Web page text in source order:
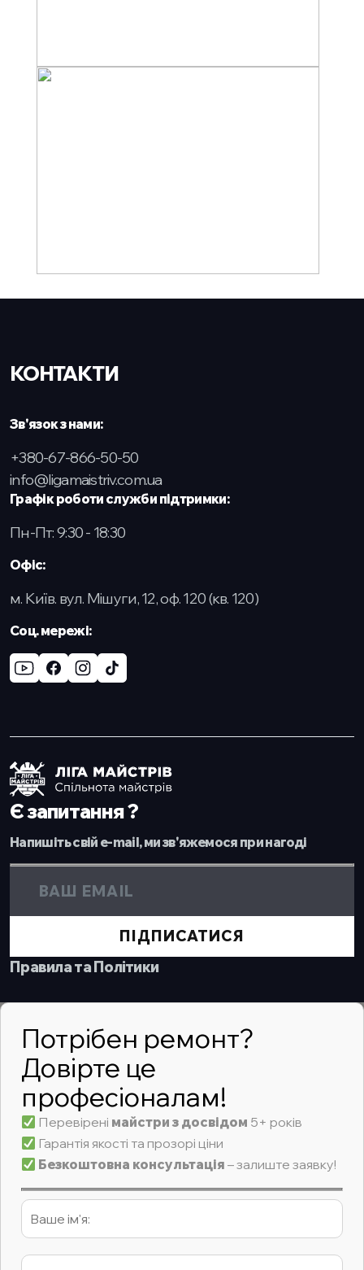
КОНТАКТИ
Зв'язок з нами:
+380-67-866-50-50
info@ligamaistriv.com.ua
Графік роботи служби підтримки:
Пн-Пт: 9:30 - 18:30
Офіс:
м. Київ. вул. Мішуги, 12, оф. 120 (кв. 120)
Cоц. мережі:
Є запитання ?
Напишіть свій e-mail, ми зв'яжемося при нагоді
ПІДПИСАТИСЯ
Правила та Політики
Потрібен ремонт?
Довірте це
професіоналам!
Перевірені майстри з досвідом 5+ років
Гарантія якості та прозорі ціни
Безкоштовна консультація – залиште заявку!